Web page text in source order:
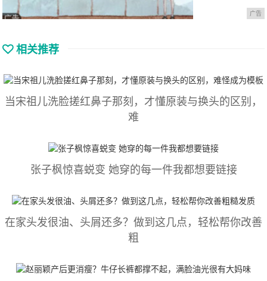
广告
相关推荐
当宋祖儿洗脸搓红鼻子那刻，才懂原装与换头的区别，
难
张子枫惊喜蜕变 她穿的每一件我都想要链接
在家头发很油、头屑还多？做到这几点，轻松帮你改善
粗